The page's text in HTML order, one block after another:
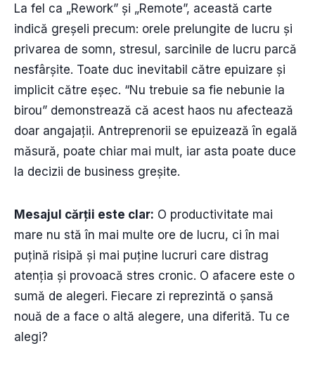
La fel ca „Rework” și „Remote”, această carte
indică greșeli precum: orele prelungite de lucru și
privarea de somn, stresul, sarcinile de lucru parcă
nesfârșite. Toate duc inevitabil către epuizare și
implicit către eșec. “Nu trebuie sa fie nebunie la
birou” demonstrează că acest haos nu afectează
doar angajații. Antreprenorii se epuizează în egală
măsură, poate chiar mai mult, iar asta poate duce
la decizii de business greșite.
Mesajul cărții este clar: O productivitate mai
mare nu stă în mai multe ore de lucru, ci în mai
puțină risipă și mai puține lucruri care distrag
atenția și provoacă stres cronic. O afacere este o
sumă de alegeri. Fiecare zi reprezintă o șansă
nouă de a face o altă alegere, una diferită. Tu ce
alegi?